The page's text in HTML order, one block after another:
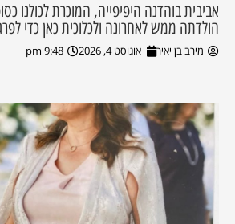
אביבית בוהדנה היפיפייה, המוכרת לכולנו
הולדתה ממש לאחרונה ולכלוכית כאן כדי
מירב בן יאיר אוגוסט 4, 2026 9:48 pm